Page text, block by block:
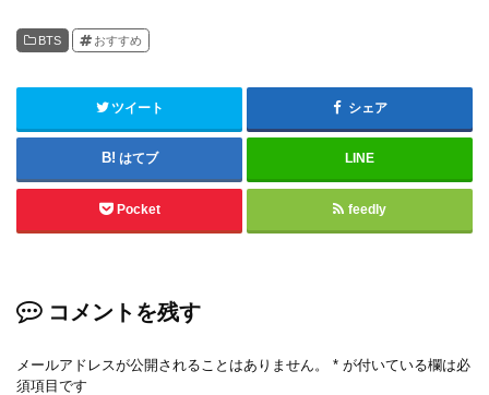
BTS おすすめ
ツイート シェア
はてブ LINE
Pocket feedly
コメントを残す
メールアドレスが公開されることはありません。 * が付いている欄は必
須項目です